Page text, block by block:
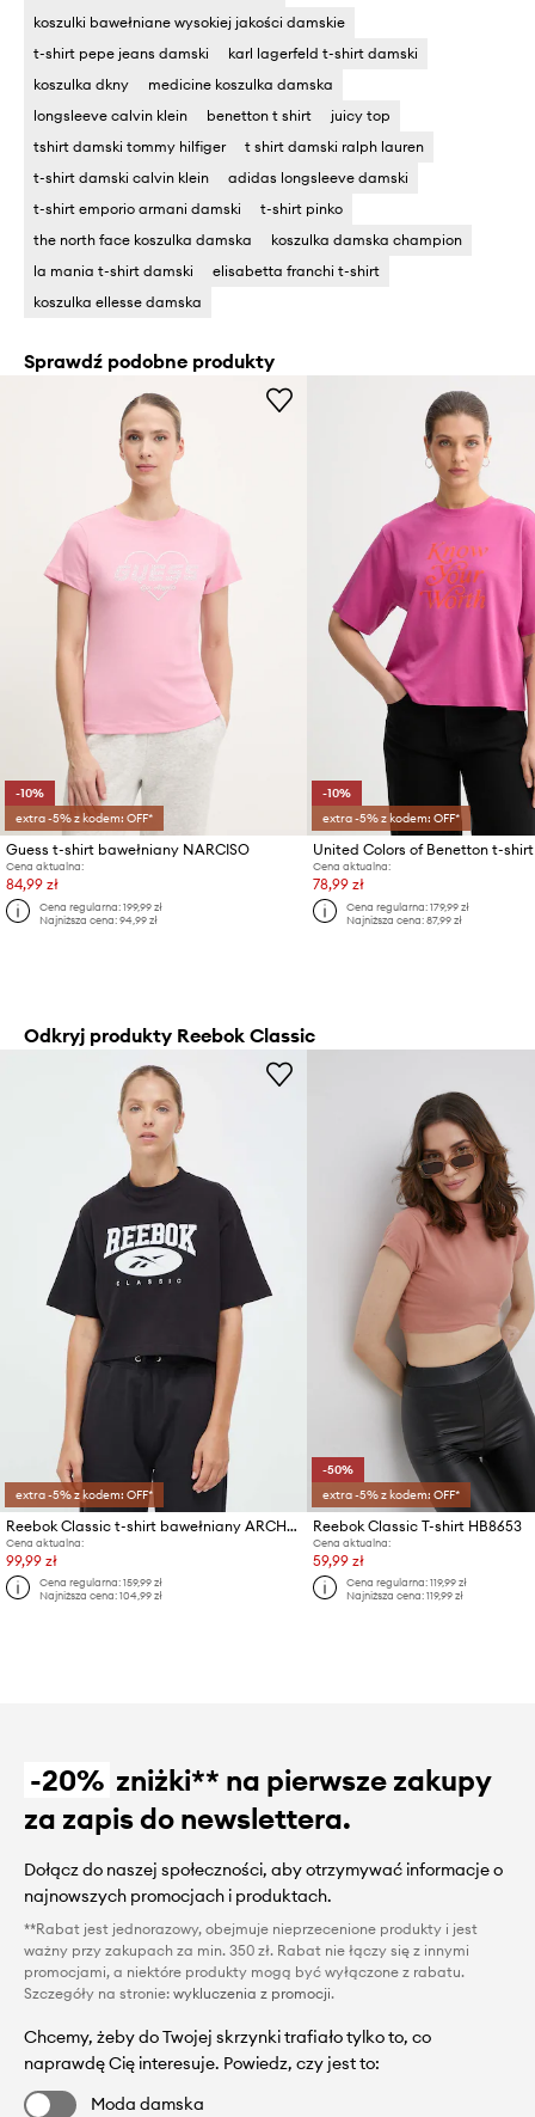
koszulki bawełniane wysokiej jakości damskie
t-shirt pepe jeans damski
karl lagerfeld t-shirt damski
koszulka dkny
medicine koszulka damska
longsleeve calvin klein
benetton t shirt
juicy top
tshirt damski tommy hilfiger
t shirt damski ralph lauren
t-shirt damski calvin klein
adidas longsleeve damski
t-shirt emporio armani damski
t-shirt pinko
the north face koszulka damska
koszulka damska champion
la mania t-shirt damski
elisabetta franchi t-shirt
koszulka ellesse damska
Sprawdź podobne produkty
-10%
extra -5% z kodem: OFF*
Guess t-shirt bawełniany NARCISO
Cena aktualna:
84,99 zł
Cena regularna:199,99 zł
Najniższa cena:94,99 zł
-10%
extra -5% z kodem: OFF*
Cena aktualna:
78,99 zł
Cena regularna:179,99 zł
Najniższa cena:87,99 zł
Odkryj produkty Reebok Classic
extra -5% z kodem: OFF*
Reebok Classic t-shirt bawełniany ARCHIVE ESSENTIALS
Cena aktualna:
99,99 zł
Cena regularna:159,99 zł
Najniższa cena:104,99 zł
-50%
extra -5% z kodem: OFF*
Reebok Classic T-shirt HB8653
Cena aktualna:
59,99 zł
Cena regularna:119,99 zł
Najniższa cena:119,99 zł
-20% zniżki** na pierwsze zakupy
za zapis do newslettera.
Dołącz do naszej społeczności, aby otrzymywać informacje o
najnowszych promocjach i produktach.
**Rabat jest jednorazowy, obejmuje nieprzecenione produkty i jest
ważny przy zakupach za min. 350 zł. Rabat nie łączy się z innymi
promocjami, a niektóre produkty mogą być wyłączone z rabatu.
Szczegóły na stronie: wykluczenia z promocji.
Chcemy, żeby do Twojej skrzynki trafiało tylko to, co
naprawdę Cię interesuje. Powiedz, czy jest to:
Moda damska